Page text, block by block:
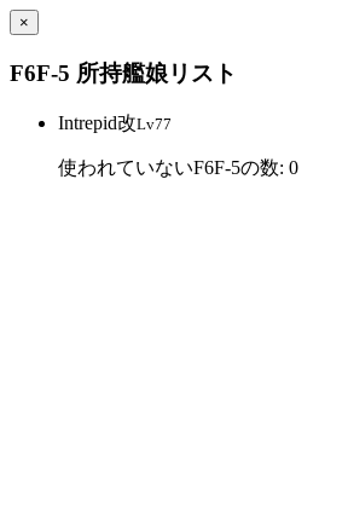
×
F6F-5 所持艦娘リスト
Intrepid改Lv77
使われていないF6F-5の数: 0